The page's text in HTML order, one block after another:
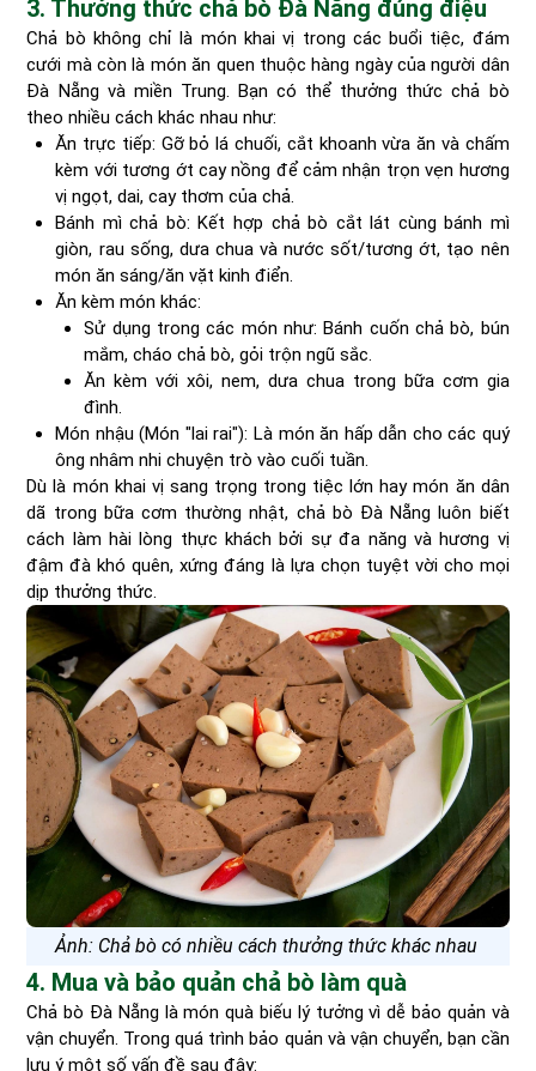
3. Thưởng thức chả bò Đà Nẵng đúng điệu
Chả bò không chỉ là món khai vị trong các buổi tiệc, đám
cưới mà còn là món ăn quen thuộc hàng ngày của người dân
Đà Nẵng và miền Trung. Bạn có thể thưởng thức chả bò
theo nhiều cách khác nhau như:
Ăn trực tiếp: Gỡ bỏ lá chuối, cắt khoanh vừa ăn và chấm
kèm với tương ớt cay nồng để cảm nhận trọn vẹn hương
vị ngọt, dai, cay thơm của chả.
Bánh mì chả bò: Kết hợp chả bò cắt lát cùng bánh mì
giòn, rau sống, dưa chua và nước sốt/tương ớt, tạo nên
món ăn sáng/ăn vặt kinh điển.
Ăn kèm món khác:
Sử dụng trong các món như: Bánh cuốn chả bò, bún
mắm, cháo chả bò, gỏi trộn ngũ sắc.
Ăn kèm với xôi, nem, dưa chua trong bữa cơm gia
đình.
Món nhậu (Món "lai rai"): Là món ăn hấp dẫn cho các quý
ông nhâm nhi chuyện trò vào cuối tuần.
Dù là món khai vị sang trọng trong tiệc lớn hay món ăn dân
dã trong bữa cơm thường nhật, chả bò Đà Nẵng luôn biết
cách làm hài lòng thực khách bởi sự đa năng và hương vị
đậm đà khó quên, xứng đáng là lựa chọn tuyệt vời cho mọi
dịp thưởng thức.
Ảnh: Chả bò có nhiều cách thưởng thức khác nhau
4. Mua và bảo quản chả bò làm quà
Chả bò Đà Nẵng là món quà biếu lý tưởng vì dễ bảo quản và
vận chuyển. Trong quá trình bảo quản và vận chuyển, bạn cần
lưu ý một số vấn đề sau đây: